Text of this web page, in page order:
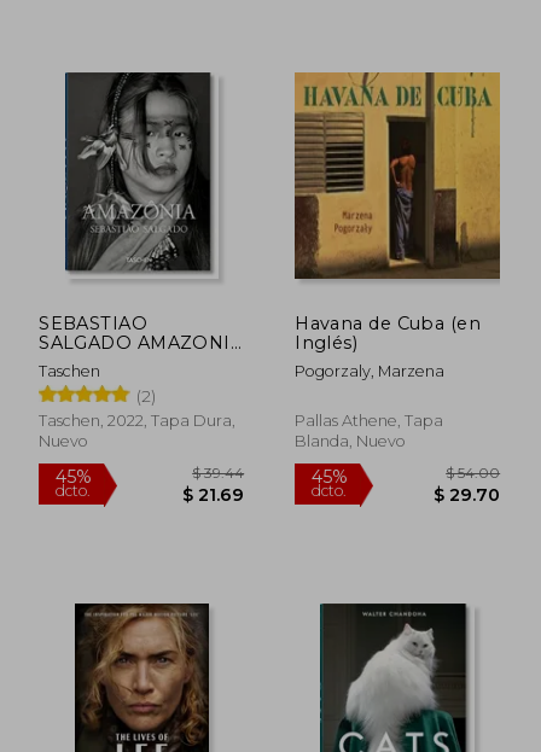
45%
dcto. $ 67.42
40%
dcto.
SEBASTIAO
SALGADO AMAZONIA
(en Inglés)
Taschen
(2)
Taschen, 2022, Tapa Dura,
Nuevo
Havana de Cuba (en
Inglés)
Pogorzaly, Marzena
Pallas Athene, Tapa
Blanda, Nuevo